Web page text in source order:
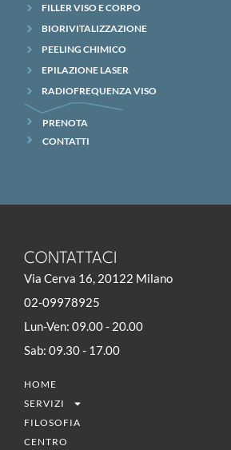
FILLER VISO E CORPO
BIORIVITALIZZAZIONE
PEELING CHIMICO
EPILAZIONE LASER
RADIOFREQUENZA VISO
PRENOTA
CONTATTI
CONTATTACI
Via Cerva 16, 20122 Milano
02-09978925
Lun-Ven: 09.00 - 20.00
Sab: 09.30 - 17.00
HOME
SERVIZI
FILOSOFIA
CENTRO